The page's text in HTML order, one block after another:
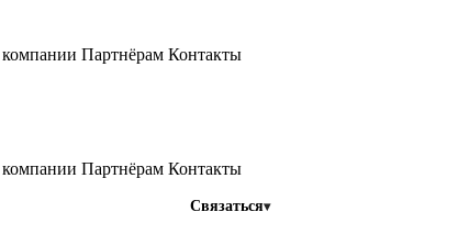
Партнёрам Контакты
Партнёрам Контакты
Связаться